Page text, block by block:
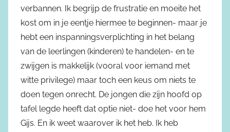
verbannen. Ik begrijp de frustratie en moeite het
kost om in je eentje hiermee te beginnen- maar je
hebt een inspanningsverplichting in het belang
van de leerlingen (kinderen) te handelen- en te
zwijgen is makkelijk (vooral voor iemand met
witte privilege) maar toch een keus om niets te
doen tegen onrecht. De jongen die zijn hoofd op
tafel legde heeft dat optie niet- doe het voor hem
Gijs. En ik weet waarover ik het heb. Ik heb